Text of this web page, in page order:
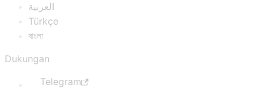
العربية
Türkçe
বাংলা
Dukungan
Telegram